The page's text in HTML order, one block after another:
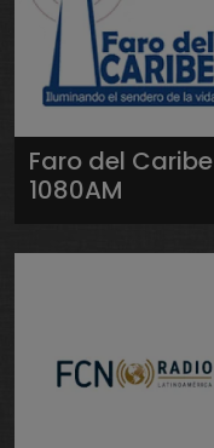
Faro del Caribe
1080AM